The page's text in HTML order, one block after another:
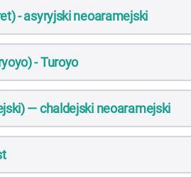
- asyryjski neoaramejski
- Turoyo
— chaldejski neoaramejski